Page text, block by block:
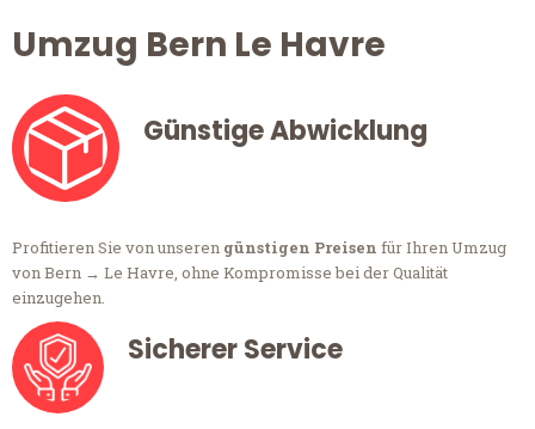
Umzug Bern Le Havre
Günstige Abwicklung
Profitieren Sie von unseren günstigen Preisen für Ihren Umzug
von Bern → Le Havre, ohne Kompromisse bei der Qualität
einzugehen.
Sicherer Service